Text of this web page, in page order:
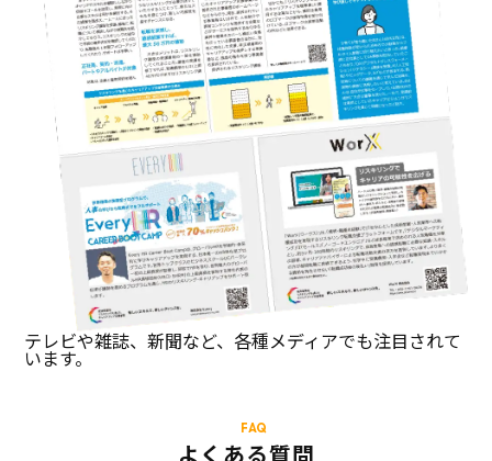
テレビや雑誌、新聞など、各種メディアでも注目されて
います。
FAQ
よくある質問